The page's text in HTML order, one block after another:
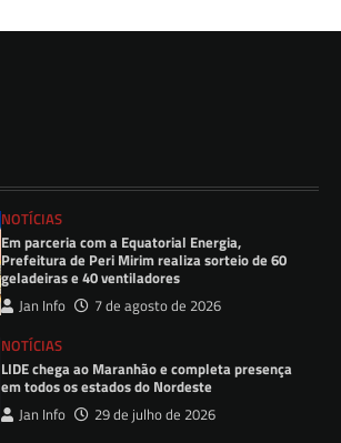
NOTÍCIAS
Em parceria com a Equatorial Energia,
Prefeitura de Peri Mirim realiza sorteio de 60
geladeiras e 40 ventiladores
Jan Info
7 de agosto de 2026
NOTÍCIAS
LIDE chega ao Maranhão e completa presença
em todos os estados do Nordeste
Jan Info 29 de julho de 2026